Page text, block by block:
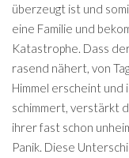
überzeugt ist und
eine Familie und
Katastrophe. Dass
rasend nähert, von
Himmel erscheint und
schimmert, verstärkt
ihrer fast schon
Panik. Diese